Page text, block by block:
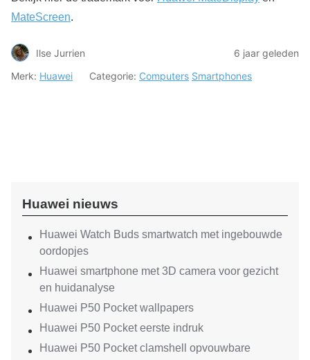
MateScreen.
Ilse Jurrien
6 jaar geleden
Merk: Huawei Categorie: Computers Smartphones
Huawei nieuws
Huawei Watch Buds smartwatch met ingebouwde
oordopjes
Huawei smartphone met 3D camera voor gezicht
en huidanalyse
Huawei P50 Pocket wallpapers
Huawei P50 Pocket eerste indruk
Huawei P50 Pocket clamshell opvouwbare